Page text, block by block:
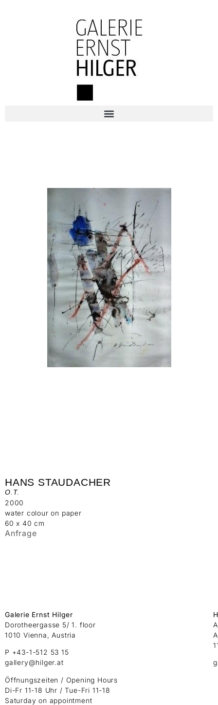
HANS STAUDACHER
O.T.
2000
water colour on paper
60 x 40 cm
Anfrage
Galerie Ernst Hilger
Dorotheergasse 5/ 1. floor
1010 Vienna, Austria
P +43-1-512 53 15
gallery@hilger.at
Öffnungszeiten / Opening Hours
Di-Fr 11-18 Uhr / Tue-Fri 11-18
Saturday on appointment